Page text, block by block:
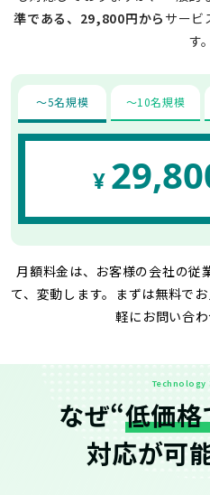
準である、29,800円から サービ
す。
〜5名規模 〜10名規模
¥
月額料金は、お客様の会社の従
て、変動します。 まずは無料で
軽にお問い合わ
Technology
なぜ“低価
対応が可